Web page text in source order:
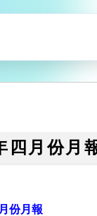
四月份月
份月報